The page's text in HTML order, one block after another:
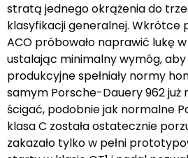
stratą jednego okrążenia do
klasyfikacji generalnej. Wkrótce
ACO próbowało naprawić lukę
ustalając minimalny wymóg,
produkcyjne spełniały normy
samym Porsche-Dauery 962 już
ścigać, podobnie jak normalne
klasa C została ostatecznie
zakazało tylko w pełni